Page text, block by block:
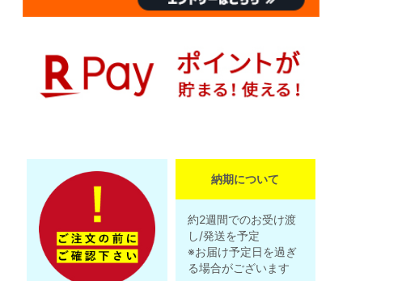
納期について
約2週間でのお受け渡
し/発送を予定
※お届け予定日を過ぎ
る場合がございます